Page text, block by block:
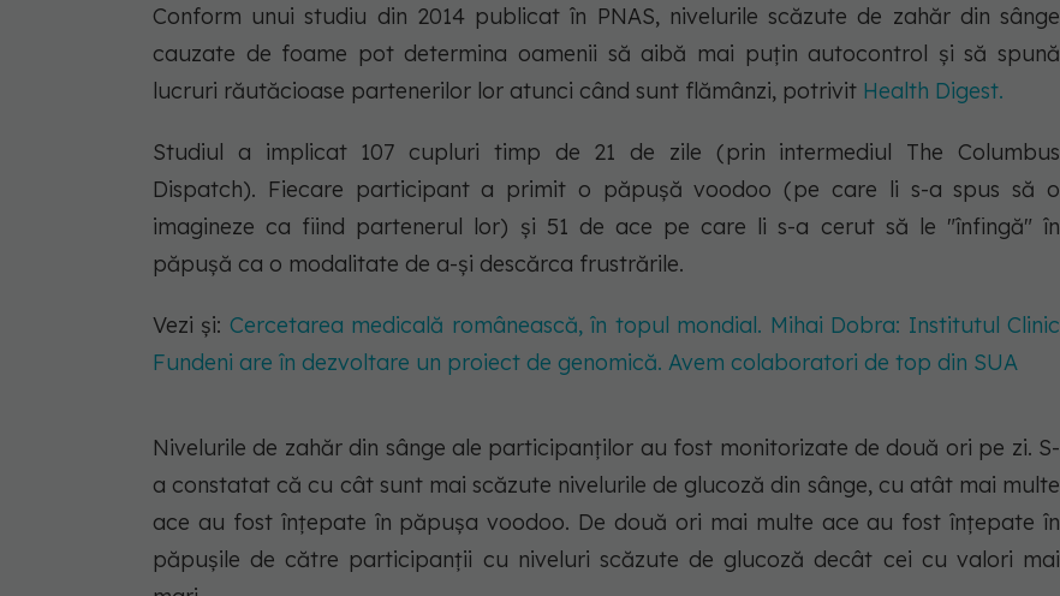
Conform unui studiu din 2014 publicat în PNAS, nivelurile scăzute de zahăr din sânge
cauzate de foame pot determina oamenii să aibă mai puțin autocontrol și să spună
lucruri răutăcioase partenerilor lor atunci când sunt flămânzi, potrivit Health Digest.
Studiul a implicat 107 cupluri timp de 21 de zile (prin intermediul The Columbus
Dispatch). Fiecare participant a primit o păpușă voodoo (pe care li s-a spus să o
imagineze ca fiind partenerul lor) și 51 de ace pe care li s-a cerut să le "înfingă" în
păpușă ca o modalitate de a-și descărca frustrările.
Vezi și: Cercetarea medicală românească, în topul mondial. Mihai Dobra: Institutul Clinic
Fundeni are în dezvoltare un proiect de genomică. Avem colaboratori de top din SUA
Nivelurile de zahăr din sânge ale participanților au fost monitorizate de două ori pe zi. S-
a constatat că cu cât sunt mai scăzute nivelurile de glucoză din sânge, cu atât mai multe
ace au fost înțepate în păpușa voodoo. De două ori mai multe ace au fost înțepate în
păpușile de către participanții cu niveluri scăzute de glucoză decât cei cu valori mai